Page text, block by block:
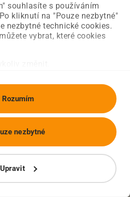
souhlasíte s používáním
kliknutí na "Pouze nezbytné"
nezbytné technické cookies.
vybrat, které cookies
Rozumím
Upravit
nezbytné
Úvodní strana